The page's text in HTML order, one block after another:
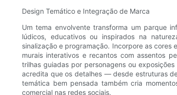
Design Temático e Integração de Marca
Um tema envolvente transforma um parque
lúdicos, educativos ou inspirados na
sinalização e programação. Incorpore as
murais interativos e recantos com assentos
trilhas guiadas por personagens ou
acredita que os detalhes — desde estruturas
temática bem pensada também cria
comercial nas redes sociais.